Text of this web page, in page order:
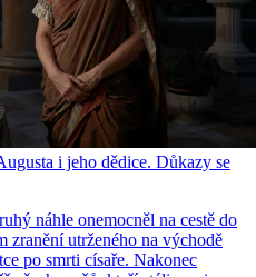
i jeho dědice. Důkazy se
náhle onemocněl na cestě do
zranění utrženého na východě
po smrti císaře. Nakonec